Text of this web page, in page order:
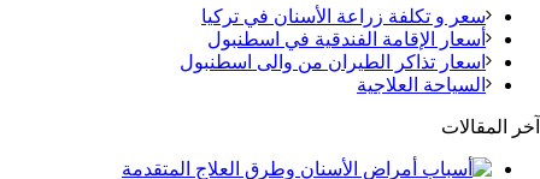
سعر و تكلفة زراعة الأسنان في تركيا
أسعار الإقامة الفندقية في اسطنبول
اسعار تذاكر الطيران من والى اسطنبول
السياحة العلاجية
آخر المقالات